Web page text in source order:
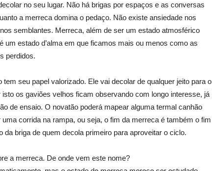
no seu lugar. Não há brigas por espaços e as conversas
a merreca domina o pedaço. Não existe ansiedade nos
semblantes. Merreca, além de ser um estado atmosférico
um estado d’alma em que ficamos mais ou menos como as
perdidos.
seu papel valorizado. Ele vai decolar de qualquer jeito para o
os gaviões velhos ficam observando com longo interesse, já
de ensaio. O novatão poderá mapear alguma termal canhão
corrida na rampa, ou seja, o fim da merreca é também o fim
da briga de quem decola primeiro para aproveitar o ciclo.
a merreca. De onde vem este nome?